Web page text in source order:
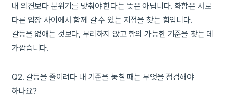
내 의견보다 분위기를 맞춰야 한다는 뜻은 아닙니다. 화합은 서로
다른 입장 사이에서 함께 갈 수 있는 지점을 찾는 힘입니다.
갈등을 없애는 것보다, 무리하지 않고 합의 가능한 기준을 찾는 데
가깝습니다.
Q2. 갈등을 줄이려다 내 기준을 놓칠 때는 무엇을 점검해야
하나요?